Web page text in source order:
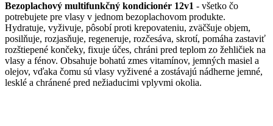
Bezoplachový multifunkčný kondicionér 12v1 - všetko čo
potrebujete pre vlasy v jednom bezoplachovom produkte.
Hydratuje, vyživuje, pôsobí proti krepovateniu, zväčšuje objem,
posilňuje, rozjasňuje, regeneruje, rozčesáva, skrotí, pomáha zastaviť
rozštiepené končeky, fixuje účes, chráni pred teplom zo žehličiek na
vlasy a fénov. Obsahuje bohatú zmes vitamínov, jemných masiel a
olejov, vďaka čomu sú vlasy vyživené a zostávajú nádherne jemné,
lesklé a chránené pred nežiaducimi vplyvmi okolia.